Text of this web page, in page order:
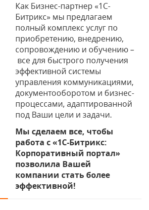
Как Бизнес-партнер «1С-
Битрикс» мы предлагаем
полный комплекс услуг по
приобретению, внедрению,
сопровождению и обучению –
все для быстрого получения
эффективной системы
управления коммуникациями,
документооборотом и бизнес-
процессами, адаптированной
под Ваши цели и задачи.
Мы сделаем все, чтобы
работа с «1С-Битрикс:
Корпоративный портал»
позволила Вашей
компании стать более
эффективной!